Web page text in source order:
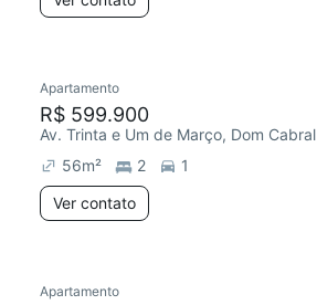
Apartamento
R$ 599.900
Av. Trinta e Um de Março, Dom Cabral
56m² 2
1
Ver contato
Apartamento